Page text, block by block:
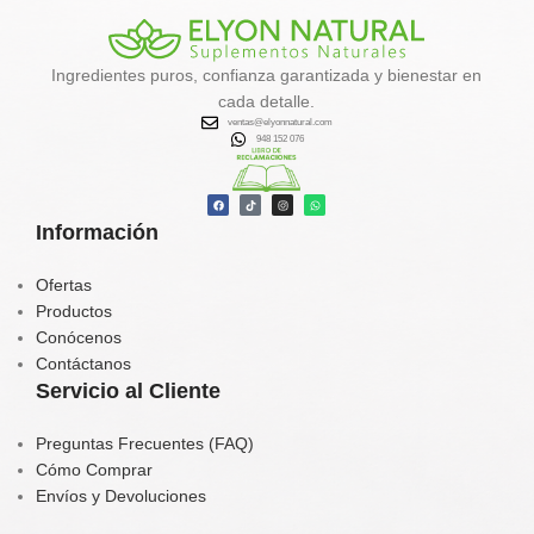
✔️
Favorece la eliminación de
toxinas
✔️Activa el metabolismo y la
quema de grasa natural
✔️Aporta energía, calcio, hierro y
vitaminas
✔️Contribuye al equilibrio
hormonal y tiroideo
Información
Ofertas
Productos
Conócenos
Contáctanos
Ingredientes puros, confianza garantizada y bienestar en
cada detalle.
ventas@elyonnatural.com
948 152 076
Servicio al Cliente
Preguntas Frecuentes (FAQ)
Cómo Comprar
Envíos y Devoluciones